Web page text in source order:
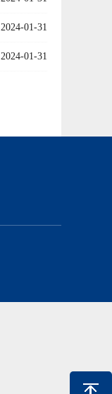
2024-01-31
2024-01-31